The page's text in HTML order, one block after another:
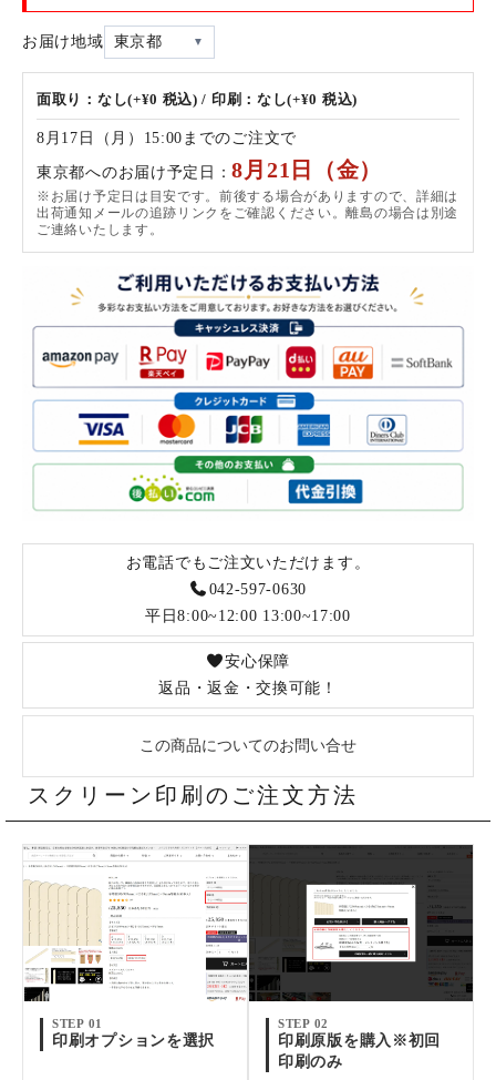
お届け地域 東京都
面取り：なし(+¥0 税込) / 印刷：なし(+¥0 税込)
8月17日（月）15:00までのご注文で
東京都へのお届け予定日：8月21日（金）
※お届け予定日は目安です。前後する場合がありますので、詳細は
出荷通知メールの追跡リンクをご確認ください。離島の場合は別途
ご連絡いたします。
お電話でもご注文いただけます。
042-597-0630
平日8:00~12:00 13:00~17:00
安心保障
返品・返金・交換可能！
この商品についてのお問い合せ
スクリーン印刷のご注文方法
STEP 01
印刷オプションを選択
STEP 02
印刷原版を購入※初回
印刷のみ